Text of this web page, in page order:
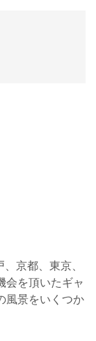
京都、東京、
会を頂いたギャ
風景をいくつか